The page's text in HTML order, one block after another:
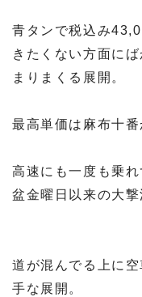
青タンで税込み
きたくない方面に
まりまくる展開。
最高単価は麻布十
高速にも一度も乗
盆金曜日以来の大撃
道が混んでる上に
手な展開。